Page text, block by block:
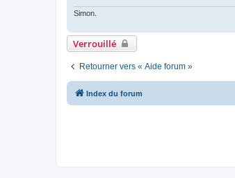
Simon.
Verrouillé
Retourner vers « Aide forum »
Index du forum